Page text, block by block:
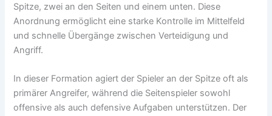
Spitze, zwei an den Seiten und einem unten. Diese
Anordnung ermöglicht eine starke Kontrolle im Mittelfeld
und schnelle Übergänge zwischen Verteidigung und
Angriff.
In dieser Formation agiert der Spieler an der Spitze oft als
primärer Angreifer, während die Seitenspieler sowohl
offensive als auch defensive Aufgaben unterstützen. Der